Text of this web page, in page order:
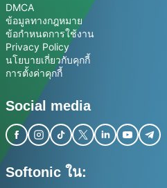
DMCA
ข้อมูลทางกฎหมาย
ข้อกำหนดการใช้งาน
Privacy Policy
นโยบายเกี่ยวกับคุกกี้
การตั้งค่าคุกกี้
Social media
Softonic ใน: